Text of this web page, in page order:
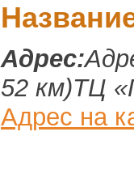
Адрес:
52 км)ТЦ
Адрес на